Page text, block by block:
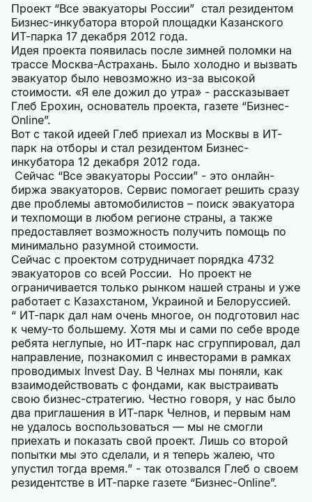
Проект “Все эвакуаторы России” стал резидентом
Бизнес-инкубатора второй площадки Казанского
ИТ-парка 17 декабря 2012 года.
Идея проекта появилась после зимней поломки на
трассе Москва-Астрахань. Было холодно и вызвать
эвакуатор было невозможно из-за высокой
стоимости. «Я еле дожил до утра» - рассказывает
Глеб Ерохин, основатель проекта, газете “Бизнес-
Online”.
Вот с такой идеей Глеб приехал из Москвы в ИТ-
парк на отборы и стал резидентом Бизнес-
инкубатора 12 декабря 2012 года.
Сейчас “Все эвакуаторы России” - это онлайн-
биржа эвакуаторов. Сервис помогает решить сразу
две проблемы автомобилистов – поиск эвакуатора
и техпомощи в любом регионе страны, а также
предоставляет возможность получить помощь по
минимально разумной стоимости.
Сейчас с проектом сотрудничает порядка 4732
эвакуаторов со всей России. Но проект не
ограничивается только рынком нашей страны и уже
работает с Казахстаном, Украиной и Белоруссией.
“ ИТ-парк дал нам очень многое, он подготовил нас
к чему-то большему. Хотя мы и сами по себе вроде
ребята неглупые, но ИТ-парк нас сгруппировал, дал
направление, познакомил с инвесторами в рамках
проводимых Invest Day. В Челнах мы поняли, как
взаимодействовать с фондами, как выстраивать
свою бизнес-стратегию. Честно говоря, у нас было
два приглашения в ИТ-парк Челнов, и первым нам
не удалось воспользоваться — мы не смогли
приехать и показать свой проект. Лишь со второй
попытки мы это сделали, и я теперь жалею, что
упустил тогда время.” - так отозвался Глеб о своем
резидентстве в ИТ-парке газете “Бизнес-Online”.